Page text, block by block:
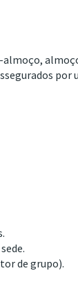
por
de grupo).